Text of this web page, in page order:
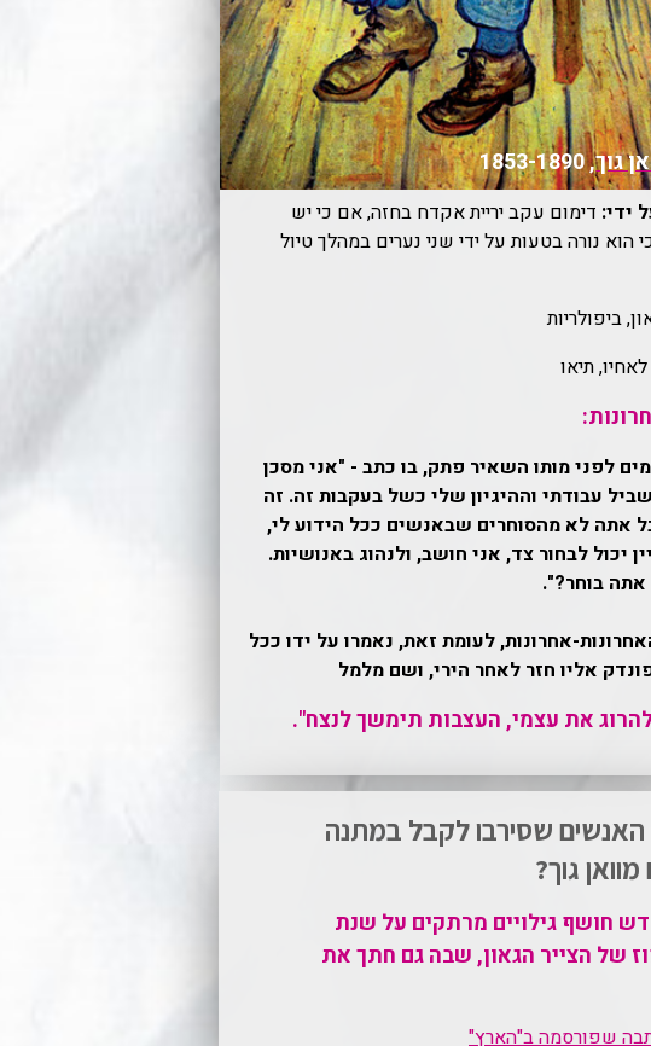
גוך, 1853-1890
ידי: דימום עקב יריית אקדח בחזה, אם כי יש
הוא נורה בטעות על ידי שני נערים במהלך טיול
ביפולריות
לאחיו, תיאו
לפני מותו השאיר פתק, בו כתב - "אני מסכן
עבודתי וההיגיון שלי כשל בעקבות זה. זה
אתה לא מהסוחרים שבאנשים ככל הידוע לי,
יכול לבחור צד, אני חושב, ולנהוג באנושיות.
בוחר?".
אחרונות, לעומת זאת, נאמרו על ידו ככל
אליו חזר לאחר הירי, ושם מלמל
להרוג את עצמי, העצבות תימשך לנצח".
האנשים שסירבו לקבל במתנה
מוואן גוך?
חושף גילויים מרתקים על שנת
של הצייר הגאון, שבה גם חתך את
שפורסמה ב"הארץ"